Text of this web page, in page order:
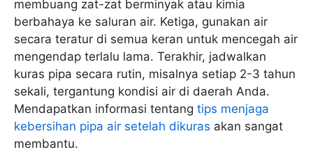
membuang zat-zat berminyak atau kimia
berbahaya ke saluran air. Ketiga, gunakan air
secara teratur di semua keran untuk mencegah air
mengendap terlalu lama. Terakhir, jadwalkan
kuras pipa secara rutin, misalnya setiap 2-3 tahun
sekali, tergantung kondisi air di daerah Anda.
Mendapatkan informasi tentang tips menjaga
kebersihan pipa air setelah dikuras akan sangat
membantu.